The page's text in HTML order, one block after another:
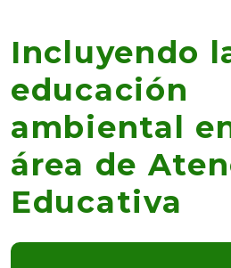
Incluyendo
educación
ambiental
área de
Educativa